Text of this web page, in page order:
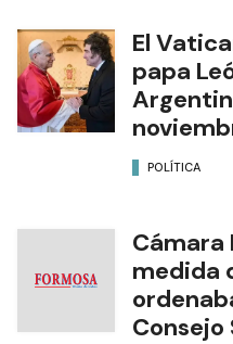
El
papa
POLÍTICA
Cámara
medida
Consejo